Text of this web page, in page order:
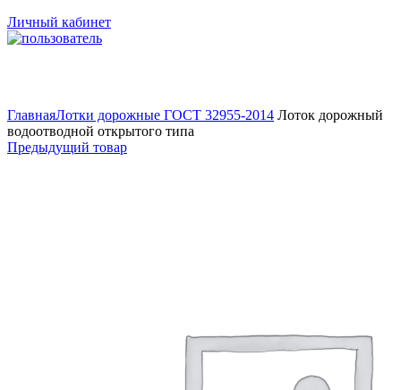
Личный кабинет
ГлавнаяЛотки дорожные ГОСТ 32955-2014 Лоток дорожный
водоотводной открытого типа
Предыдущий товар